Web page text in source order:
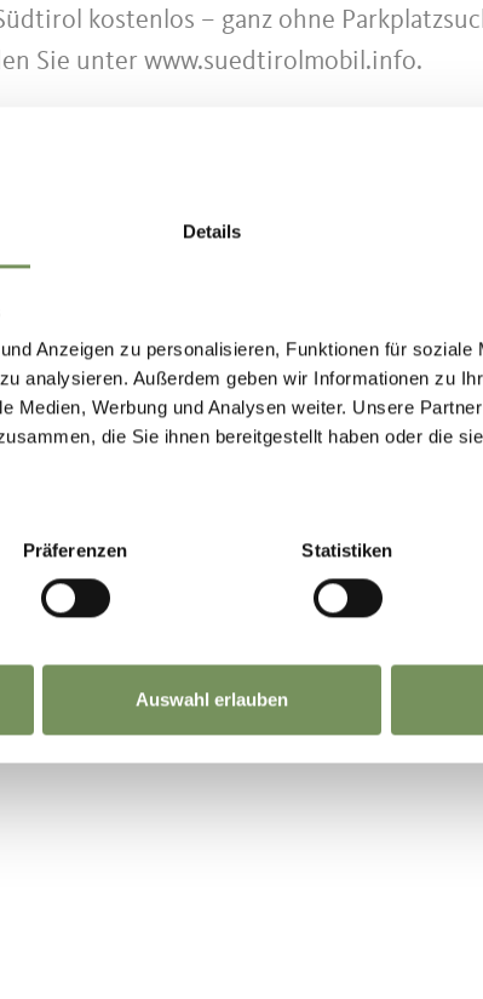
Details
Anzeigen zu personalisieren, Funktionen für soziale
analysieren. Außerdem geben wir Informationen zu
Medien, Werbung und Analysen weiter. Unsere
die Sie ihnen bereitgestellt haben oder die
Präferenzen Statistiken
Auswahl erlauben
kostenlos – ganz ohne
Sie unter www.suedtirolmobil.info.
begrenzt. Zum Schutz des
Anreise mit öffentlichen Verkehrsmitteln.
de/